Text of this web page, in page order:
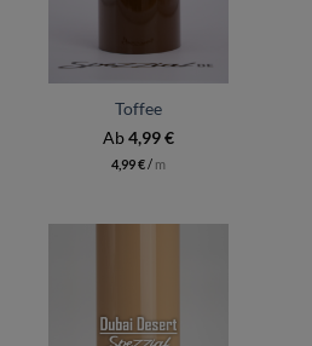
Toffee
Ab4,99€
4,99€/ m